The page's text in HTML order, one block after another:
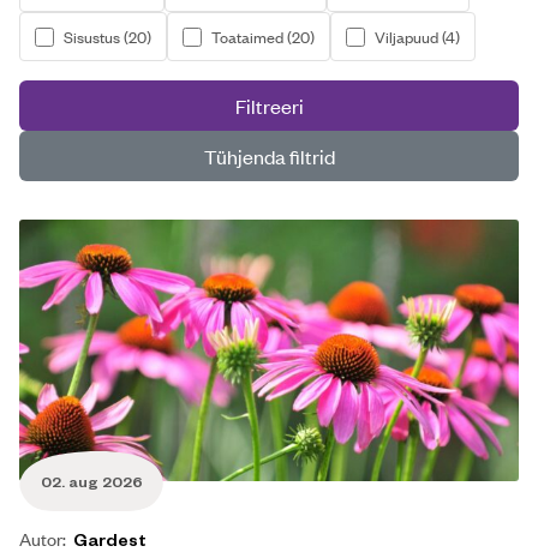
Sisustus (20) Toataimed (20) Viljapuud (4)
Filtreeri
Tühjenda filtrid
02. aug 2026
Autor: Gardest